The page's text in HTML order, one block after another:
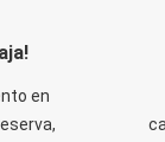
en